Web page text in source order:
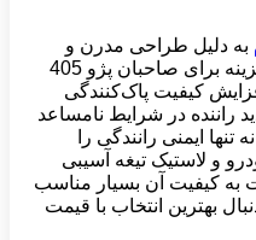
به دلیل طراحی مدرن و
استفاده از مواد مرغوب، بهترین گزینه برای صاحبان پژو 405
کیفیت پاک‌کنندگی
راننده در شرایط نامساعد
ایمنی رانندگی را
و لاستیک تیغه آسیبی
به کیفیت آن بسیار مناسب
بهترین انتخاب با قیمت